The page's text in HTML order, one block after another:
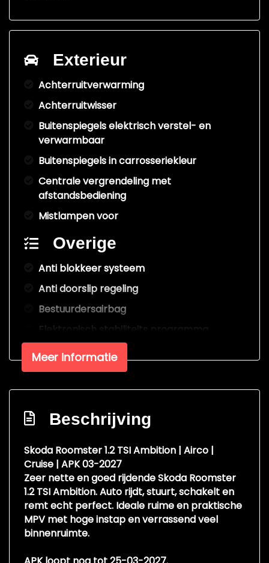
Exterieur
Achterruitverwarming
Achterruitwisser
Buitenspiegels elektrisch verstel- en
verwarmbaar
Buitenspiegels in carrosseriekleur
Centrale vergrendeling met
afstandsbediening
Mistlampen voor
Overige
Anti blokkeer systeem
Anti doorslip regeling
Bestuurdersairbag
Elektronisch stabiliteits programma
Passagiersairbag
Zij airbag(s) voor
Airco
Bestuurdersstoel in hoogte verstelbaar
Elektrische ramen voor
Stuur verstelbaar
Stuurbekrachtiging
Meer informatie
Beschrijving
Skoda Roomster 1.2 TSI Ambition | Airco |
Cruise | APK 03-2027
Zeer nette en goed rijdende Skoda Roomster
1.2 TSI Ambition. Auto rijdt, stuurt, schakelt en
remt echt perfect. Ideale ruime en praktische
MPV met hoge instap en verrassend veel
binnenruimte.